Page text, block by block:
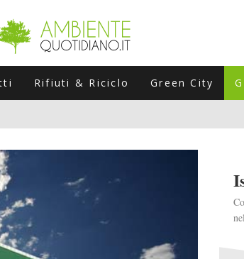
Rifiuti & Riciclo Green City
L’ESTATE (E LA GUIDA PRATICA PER
"PLUG & PLAY" CHE STA CONQUISTANDO